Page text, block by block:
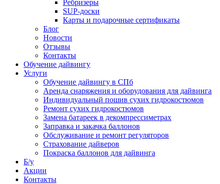
Ребризеры
SUP-доски
Карты и подарочные сертификаты
Блог
Новости
Отзывы
Контакты
Обучение дайвингу
Услуги
Обучение дайвингу в СПб
Аренда снаряжения и оборудования для дайвинга
Индивидуальный пошив сухих гидрокостюмов
Ремонт сухих гидрокостюмов
Замена батареек в декомпрессиметрах
Заправка и закачка баллонов
Обслуживание и ремонт регуляторов
Страхование дайверов
Покраска баллонов для дайвинга
Б/у
Акции
Контакты